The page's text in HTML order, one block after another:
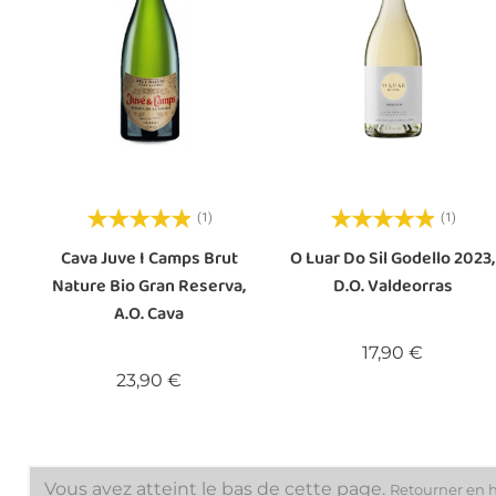
(1)
Cava Juve I Camps Brut
Nature Bio Gran Reserva,
A.O. Cava
23,90 €
(1)
O Luar Do Sil Godello 2023,
D.O. Valdeorras
17,90 €
Vous avez atteint le bas de cette page. Retourner en